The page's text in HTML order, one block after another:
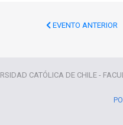
EVENTO ANTERIOR
CATÓLICA DE CHILE -